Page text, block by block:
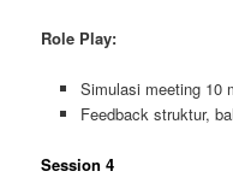
Role Play:
Simulasi meeting 10
Feedback struktur,
Session 4